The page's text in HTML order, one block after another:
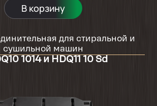
В корзину
для стиральной и
сушильной машин
1014 и HDQ11 10 Sd